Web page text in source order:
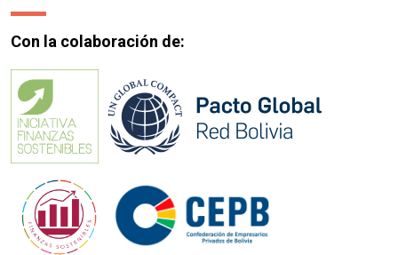
Con la colaboración de: